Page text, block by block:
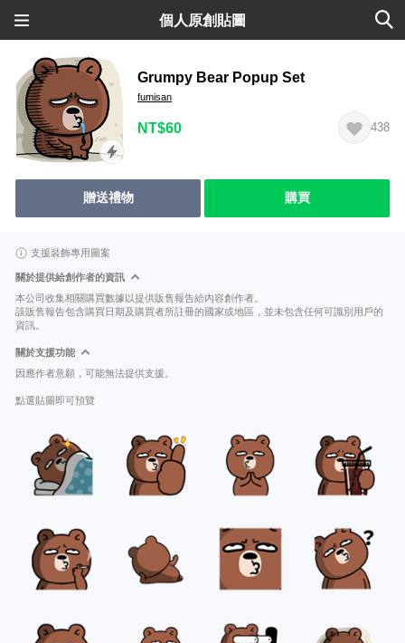
個人原創貼圖
Grumpy Bear Popup Set
fumisan
NT$60 438
贈送禮物 購買
支援裝飾專用圖案
關於提供給創作者的資訊
本公司收集相關購買數據以提供販售報告給內容創作者。
該販售報告包含購買日期及購買者所註冊的國家或地區，並未包含任何可識別用戶的
資訊。
關於支援功能
因應作者意願，可能無法提供支援。
點選貼圖即可預覽